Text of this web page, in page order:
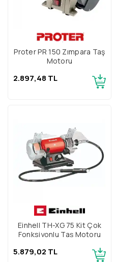
Proter PR 150 Zımpara Taş
Motoru
2.897,48 TL
Einhell TH-XG 75 Kit Çok
Fonksiyonlu Taş Motoru
5.879,02 TL